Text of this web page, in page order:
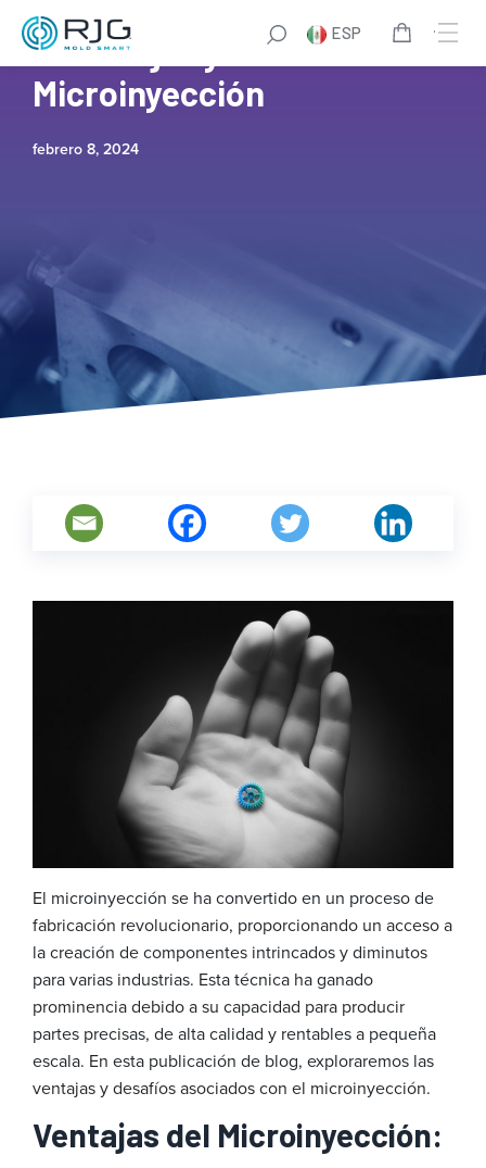
ESP
11 Ventajas y Desafíos del
Microinyección
febrero 8, 2024
El microinyección se ha convertido en un proceso de
fabricación revolucionario, proporcionando un acceso a
la creación de componentes intrincados y diminutos
para varias industrias. Esta técnica ha ganado
prominencia debido a su capacidad para producir
partes precisas, de alta calidad y rentables a pequeña
escala. En esta publicación de blog, exploraremos las
ventajas y desafíos asociados con el microinyección.
Ventajas del Microinyección: